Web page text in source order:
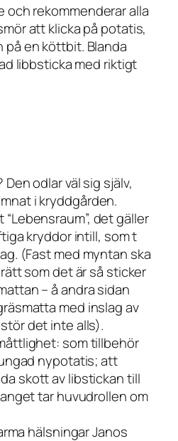
och rekommenderar alla
att klicka på potatis,
på en köttbit. Blanda
libbsticka med riktigt
odlar väl sig själv,
i kryddgården.
det gäller
kryddor intill, som t
(Fast med myntan ska
som det är så sticker
– å andra sidan
med inslag av
det inte alls).
som tillbehör
nypotatis; att
skott av libstickan till
tar huvudrollen om
hälsningar Janos